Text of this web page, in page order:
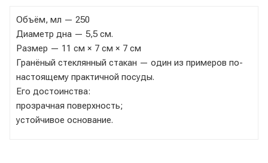
Объём, мл — 250
Диаметр дна — 5,5 см.
Размер — 11 см × 7 см × 7 см
Гранёный стеклянный стакан — один из примеров по-
настоящему практичной посуды.
Его достоинства:
прозрачная поверхность;
устойчивое основание.